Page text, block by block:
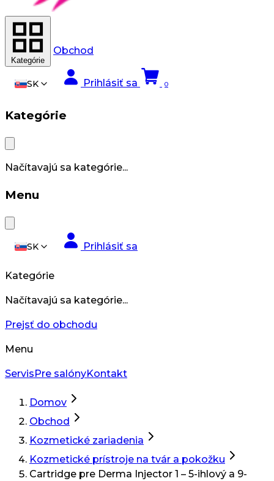
Kategórie
Obchod
SK Prihlásiť sa 0
Kategórie
Načítavajú sa kategórie...
Menu
SK Prihlásiť sa
Kategórie
Načítavajú sa kategórie...
Prejsť do obchodu
Menu
Servis Pre salónyKontakt
Domov
Obchod
Kozmetické zariadenia
Kozmetické prístroje na tvár a pokožku
Cartridge pre Derma Injector 1 – 5-ihlový a 9-